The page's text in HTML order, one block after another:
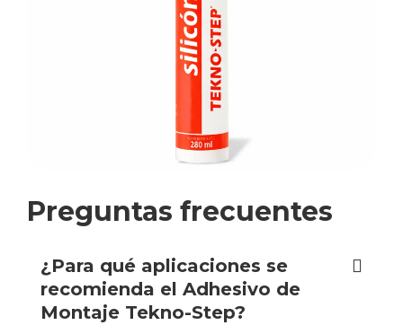
Preguntas frecuentes
¿Para qué aplicaciones se
recomienda el Adhesivo de
Montaje Tekno-Step?